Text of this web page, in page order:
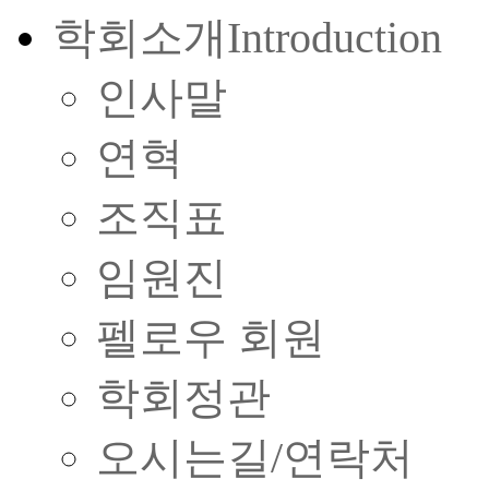
학회소개Introduction
인사말
연혁
조직표
임원진
펠로우 회원
학회정관
오시는길/연락처